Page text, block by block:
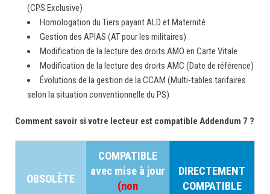
(CPS Exclusive)
Homologation du Tiers payant ALD et Maternité
Gestion des APIAS (AT pour les militaires)
Modification de la lecture des droits AMO en Carte Vitale
Modification de la lecture des droits AMC (Date de référence)
Évolutions de la gestion de la CCAM (Multi-tables tarifaires
selon la situation conventionnelle du PS)
Comment savoir si votre lecteur est compatible Addendum 7 ?
OBSOLÈTE
COMPATIBLE
avec mise à jour
(non
DIRECTEMENT
COMPATIBLE